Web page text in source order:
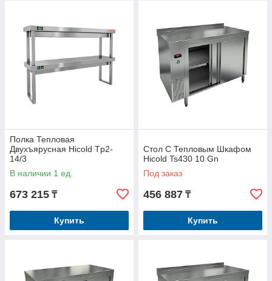
Полка Тепловая
Двухъярусная Hicold Tp2-
14/3
В наличии 1 ед.
673 215 ₸
Купить
Стол С Тепловым Шкафом
Hicold Ts430 10 Gn
Под заказ
456 887 ₸
Купить